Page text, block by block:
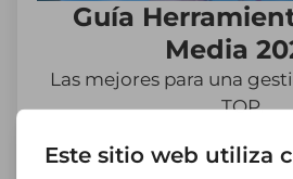
Guía
Media
Las mejores para una
TOP.